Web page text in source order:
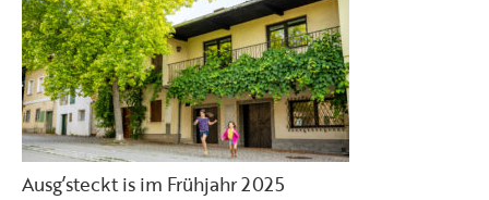
Ausg’steckt is im Frühjahr 2025